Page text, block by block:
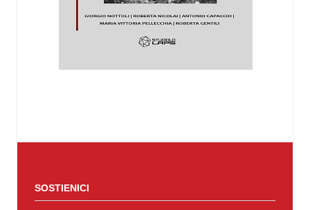
SOSTIENICI